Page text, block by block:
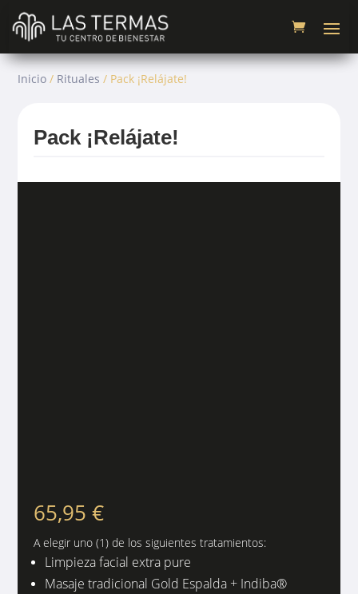
Inicio / Rituales / Pack ¡Relájate!
Pack ¡Relájate!
65,95€
A elegir uno (1) de los siguientes tratamientos:
Limpieza facial extra pure
Masaje tradicional Gold Espalda + Indiba®